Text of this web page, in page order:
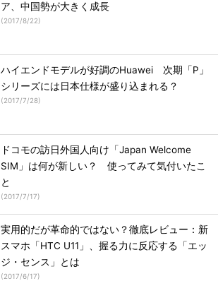
ア、中国勢が大きく成長
(2017/8/22)
ハイエンドモデルが好調のHuawei 次期「P」
シリーズには日本仕様が盛り込まれる？
(2017/7/28)
ドコモの訪日外国人向け「Japan Welcome
SIM」は何が新しい？ 使ってみて気付いたこ
と
(2017/7/17)
実用的だが革命的ではない？徹底レビュー：新
スマホ「HTC U11」、握る力に反応する「エッ
ジ・センス」とは
(2017/6/17)